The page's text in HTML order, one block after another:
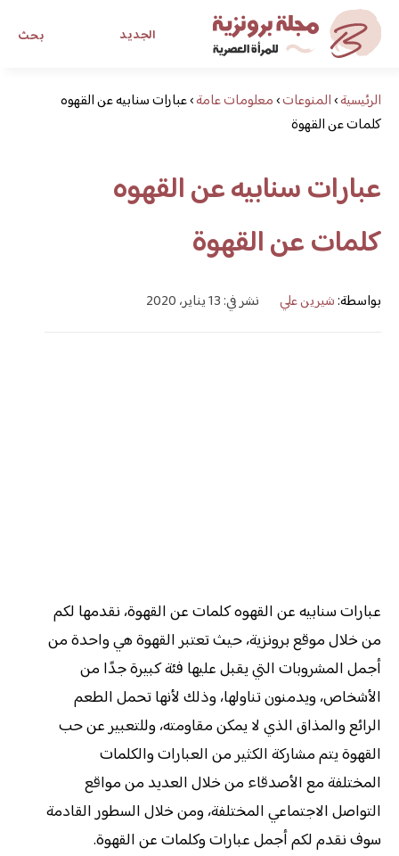
بحث الجديد
مجلة برونزية للفتاة العصريةالرئيسية›المنوعات›معلومات عامة›عبارات سنابيه عن القهوه
كلمات عن القهوة
عبارات سنابيه عن القهوه
كلمات عن القهوة
بواسطة:شيرين علي نشر في: 13 يناير، 2020
عبارات سنابيه عن القهوه كلمات عن القهوة، نقدمها لكم
من خلال موقع برونزية، حيث تعتبر القهوة هي واحدة من
أجمل المشروبات التي يقبل عليها فئة كبيرة جدًا من
الأشخاص، ويدمنون تناولها، وذلك لأنها تحمل الطعم
الرائع والمذاق الذي لا يمكن مقاومته، وللتعبير عن حب
القهوة يتم مشاركة الكثير من العبارات والكلمات
المختلفة مع الأصدقاء من خلال العديد من مواقع
التواصل الاجتماعي المختلفة، ومن خلال السطور القادمة
سوف نقدم لكم أجمل عبارات وكلمات عن القهوة.